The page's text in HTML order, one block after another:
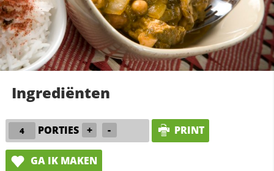
Ingrediënten
PORTIES + - PRINT
GA IK MAKEN